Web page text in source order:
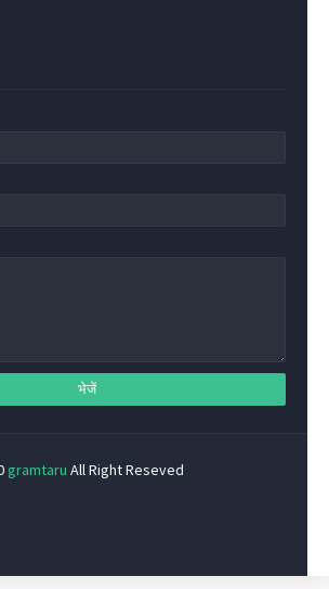
gramtaru All Right Reseved